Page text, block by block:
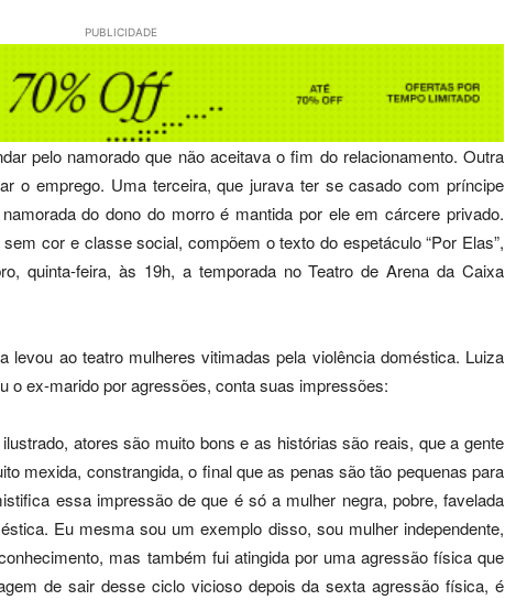
PUBLICIDADE
pelo namorado que não aceitava o fim do relacionamento. Outra
o emprego. Uma terceira, que jurava ter se casado com príncipe
do dono do morro é mantida por ele em cárcere privado.
cor e classe social, compõem o texto do espetáculo “Por Elas”,
quinta-feira, às 19h, a temporada no Teatro de Arena da Caixa
levou ao teatro mulheres vitimadas pela violência doméstica. Luiza
o ex-marido por agressões, conta suas impressões:
atores são muito bons e as histórias são reais, que a gente
mexida, constrangida, o final que as penas são tão pequenas para
essa impressão de que é só a mulher negra, pobre, favelada
Eu mesma sou um exemplo disso, sou mulher independente,
mas também fui atingida por uma agressão física que
de sair desse ciclo vicioso depois da sexta agressão física, é